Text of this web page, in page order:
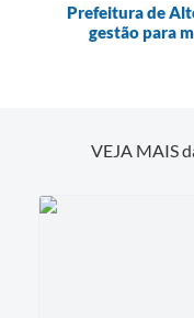
Prefeitura de
gestão para
VEJA MAIS